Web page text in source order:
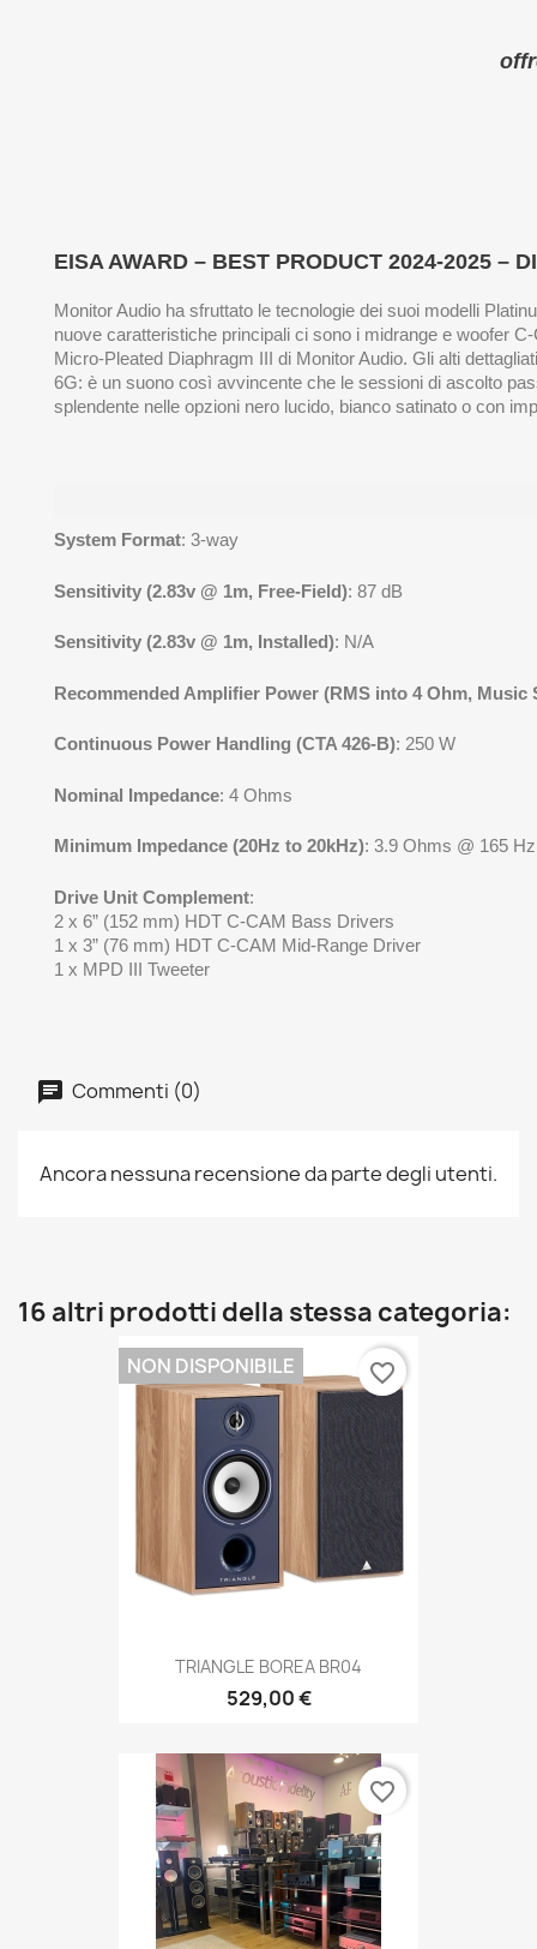
EISA AWARD – BEST PRODUCT 2024-2025 –
Monitor Audio ha sfruttato le tecnologie dei suoi modelli
nuove caratteristiche principali ci sono i midrange e woofer
Micro-Pleated Diaphragm III di Monitor Audio. Gli alti
6G: è un suono così avvincente che le sessioni di ascolto
splendente nelle opzioni nero lucido, bianco satinato o con
System Format: 3-way
Sensitivity (2.83v @ 1m, Free-Field): 87 dB
Sensitivity (2.83v @ 1m, Installed): N/A
Recommended Amplifier Power (RMS into 4 Ohm, Music
Continuous Power Handling (CTA 426-B): 250 W
Nominal Impedance: 4 Ohms
Minimum Impedance (20Hz to 20kHz): 3.9 Ohms @ 165 Hz
Drive Unit Complement:
2 x 6” (152 mm) HDT C-CAM Bass Drivers
1 x 3” (76 mm) HDT C-CAM Mid-Range Driver
1 x MPD III Tweeter
Commenti (0)
Ancora nessuna recensione da parte degli utenti.
16 altri prodotti della stessa categoria:
TRIANGLE BOREA BR04
529,00 €
NON DISPONIBILE favorite_border
favorite_border